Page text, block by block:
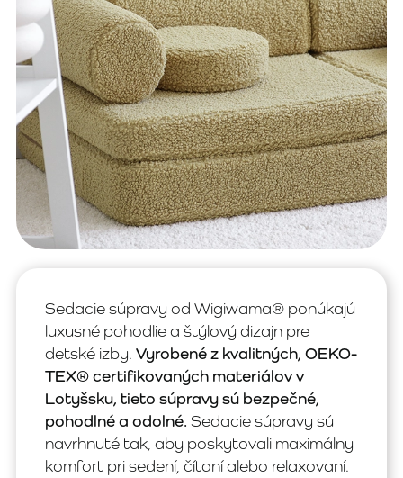
Sedacie súpravy od Wigiwama® ponúkajú
luxusné pohodlie a štýlový dizajn pre
detské izby. Vyrobené z kvalitných, OEKO-
TEX® certifikovaných materiálov v
Lotyšsku, tieto súpravy sú bezpečné,
pohodlné a odolné. Sedacie súpravy sú
navrhnuté tak, aby poskytovali maximálny
komfort pri sedení, čítaní alebo relaxovaní.